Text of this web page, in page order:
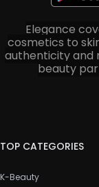
Elegance
cosmetics to
authenticity and
beauty
TOP CATEGORIES
K-Beauty